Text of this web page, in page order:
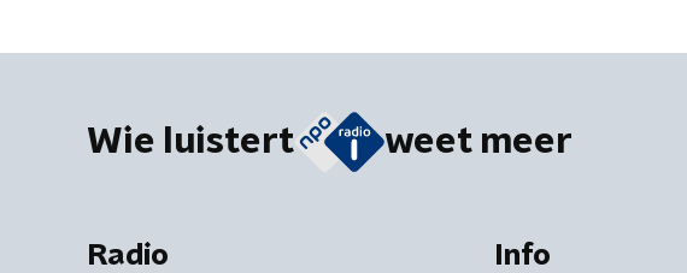
Wie luistert weet meer
Radio Info